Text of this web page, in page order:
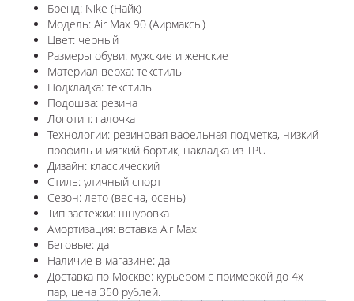
Бренд: Nike (Найк)
Модель: Air Max 90 (Аирмаксы)
Цвет: черный
Размеры обуви: мужские и женские
Материал верха: текстиль
Подкладка: текстиль
Подошва: резина
Логотип: галочка
Технологии: резиновая вафельная подметка, низкий
профиль и мягкий бортик, накладка из TPU
Дизайн: классический
Стиль: уличный спорт
Сезон: лето (весна, осень)
Тип застежки: шнуровка
Амортизация: вставка Air Max
Беговые: да
Наличие в магазине: да
Доставка по Москве: курьером с примеркой до 4х
пар, цена 350 рублей.